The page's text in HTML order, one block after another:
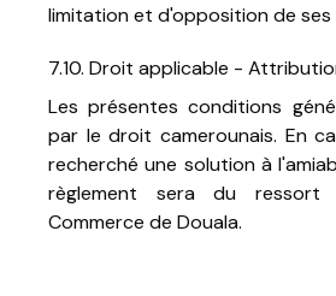
limitation et d'opposition de ses
7.10. Droit applicable -
Les présentes conditions
par le droit camerounais. En
recherché une solution à
règlement sera du ressort
Commerce de Douala.